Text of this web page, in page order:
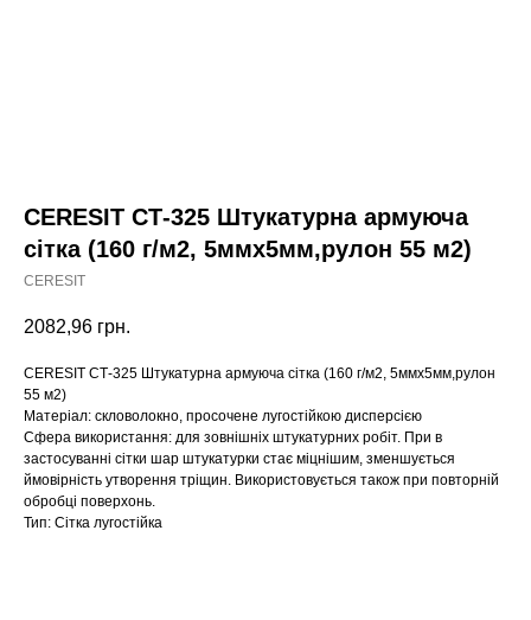
СERESIT СТ-325 Штукатурна армуюча
сітка (160 г/м2, 5ммх5мм,рулон 55 м2)
СERESIT
2082,96 грн.
СERESIT СТ-325 Штукатурна армуюча сітка (160 г/м2, 5ммх5мм,рулон
55 м2)
Матеріал: скловолокно, просочене лугостійкою дисперсією
Сфера використання: для зовнішніх штукатурних робіт. При в
застосуванні сітки шар штукатурки стає міцнішим, зменшується
ймовірність утворення тріщин. Використовується також при повторній
обробці поверхонь.
Тип: Сітка лугостійка